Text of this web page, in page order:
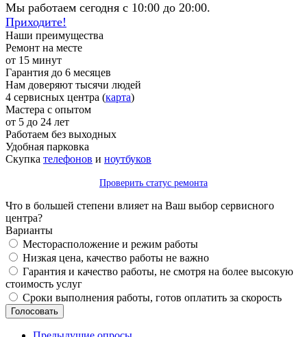
Мы работаем сегодня с 10:00 до 20:00.
Приходите!
Наши преимущества
Ремонт на месте
от 15 минут
Гарантия до 6 месяцев
Нам доверяют тысячи людей
4 сервисных центра (карта)
Мастера с опытом
от 5 до 24 лет
Работаем без выходных
Удобная парковка
Скупка телефонов и ноутбуков
Проверить статус ремонта
Что в большей степени влияет на Ваш выбор сервисного
центра?
Варианты
Месторасположение и режим работы
Низкая цена, качество работы не важно
Гарантия и качество работы, не смотря на более высокую
стоимость услуг
Сроки выполнения работы, готов оплатить за скорость